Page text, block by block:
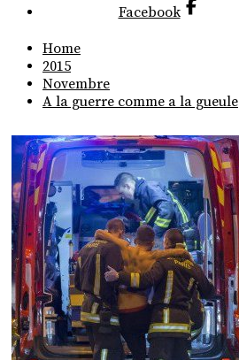
Facebook
Home
2015
Novembre
A la guerre comme a la gueule